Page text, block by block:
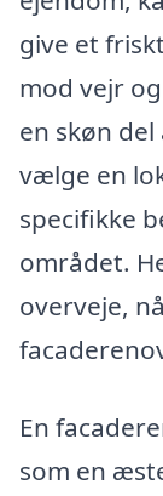
give et
mod vejr
en skøn
vælge en
specifikke
området.
overveje,
En
som en